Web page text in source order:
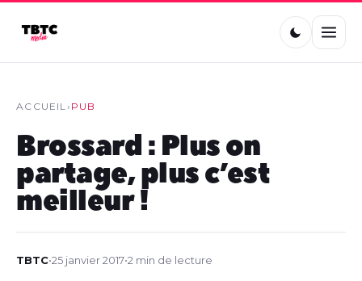
ACCUEIL› PUB
Brossard : Plus on
partage, plus c’est
meilleur !
TBTC•25 janvier 2017•2 min de lecture